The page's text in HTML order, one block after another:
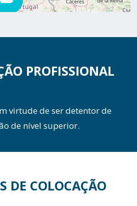
PROFISSIONAL
virtude de ser detentor de
de nível superior.
DE COLOCAÇÃO